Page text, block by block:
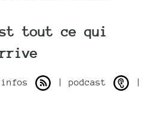
tout ce qui
| podcast
|